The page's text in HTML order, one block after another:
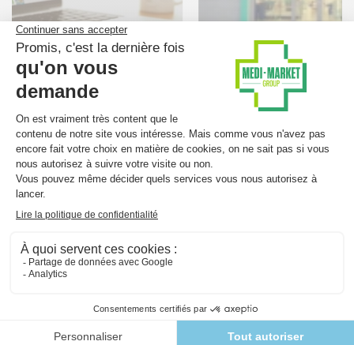
Nieuw in Rocourt!
20 april 2015
doel gesteld om u het hele jaar de ruimste
keuze aan...